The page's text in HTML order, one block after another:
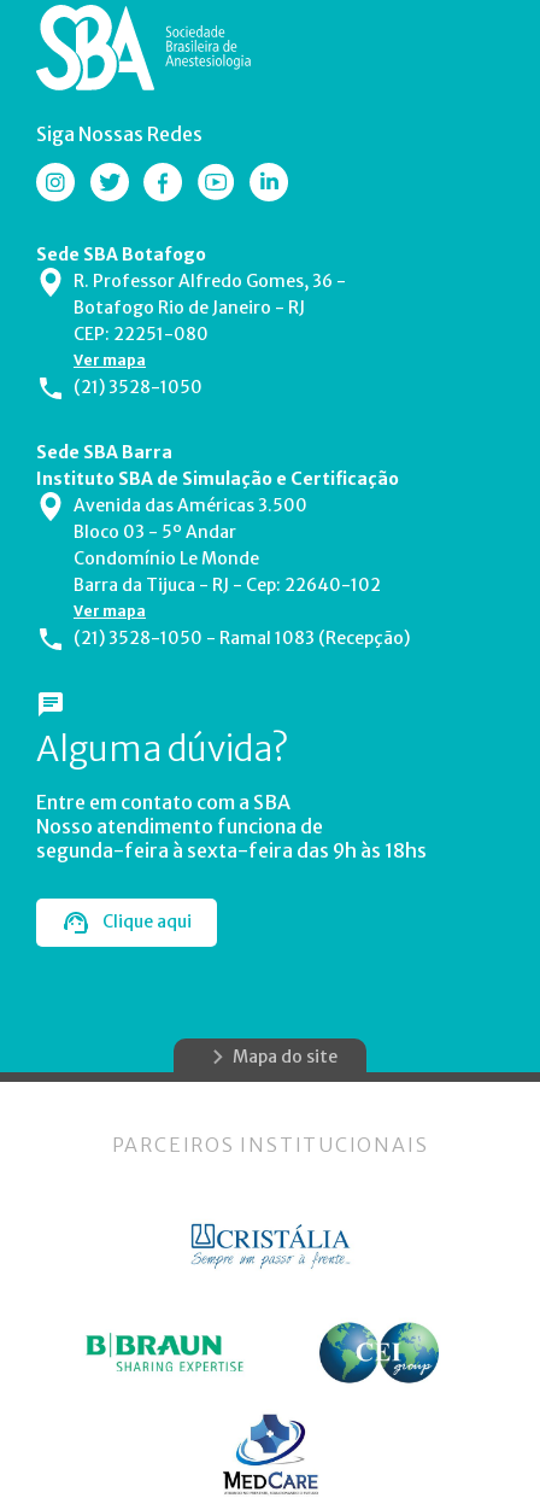
Siga Nossas Redes
Sede SBA Botafogo
R. Professor Alfredo Gomes, 36 -
Botafogo Rio de Janeiro - RJ
CEP: 22251-080
Ver mapa
(21) 3528-1050
Sede SBA Barra
Instituto SBA de Simulação e Certificação
Avenida das Américas 3.500
Bloco 03 - 5º Andar
Condomínio Le Monde
Barra da Tijuca - RJ - Cep: 22640-102
Ver mapa
(21) 3528-1050 - Ramal 1083 (Recepção)
Alguma dúvida?
Entre em contato com a SBA
Nosso atendimento funciona de
segunda-feira à sexta-feira das 9h às 18hs
Clique aqui
Mapa do site
PARCEIROS INSTITUCIONAIS